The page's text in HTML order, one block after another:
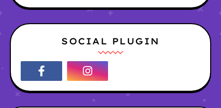
SOCIAL PLUGIN